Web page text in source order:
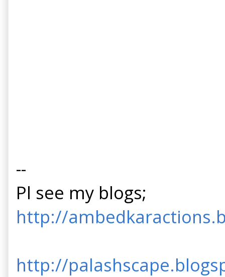
--
Pl see my blogs;
http://
http://